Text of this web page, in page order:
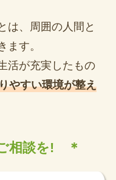
は、周囲の人間と
ます。
活が充実したもの
やすい環境が整え
相談を! ＊